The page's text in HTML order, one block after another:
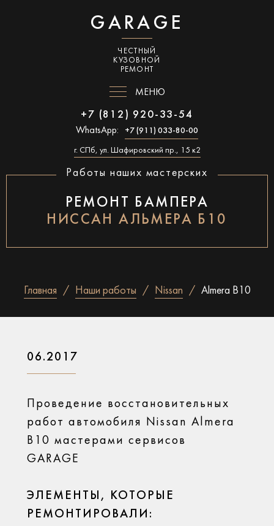
GARAGE
ЧЕСТНЫЙ
КУЗОВНОЙ
РЕМОНТ
МЕНЮ
+7 (812) 920-33-54
WhatsApp: +7 (911) 033-80-00
г. СПб, ул. Шафировский пр., 15 к2
Работы наших мастерских
РЕМОНТ БАМПЕРА
НИССАН АЛЬМЕРА Б10
Главная Наши работы Nissan Almera B10
06.2017
Проведение восстановительных
работ автомобиля Nissan Almera
B10 мастерами сервисов
GARAGE
ЭЛЕМЕНТЫ, КОТОРЫЕ
РЕМОНТИРОВАЛИ: